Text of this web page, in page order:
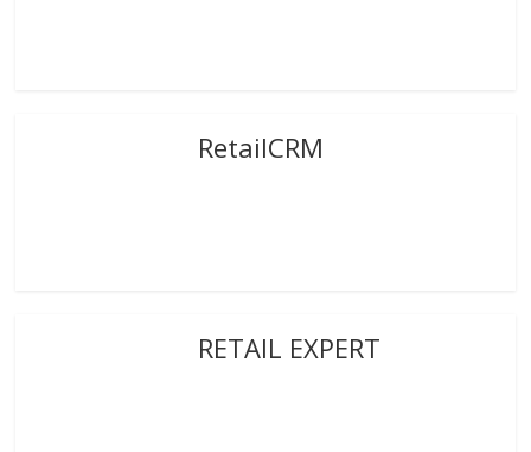
RetailCRM
RETAIL EXPERT